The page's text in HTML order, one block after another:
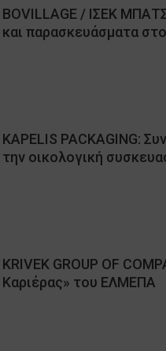
BOVILLAGE / ΙΣΕΚ
και παρασκευάσματα
KAPELIS PACKAGING:
την οικολογική
KRIVEK GROUP OF
Καριέρας» του ΕΛΜΕΠΑ